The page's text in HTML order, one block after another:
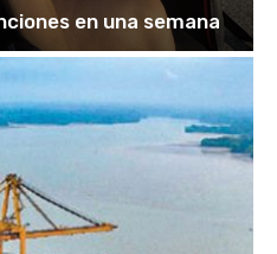
en una semana